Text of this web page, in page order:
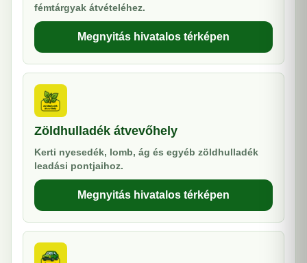
fémtárgyak átvételéhez.
Megnyitás hivatalos térképen
Zöldhulladék átvevőhely
Kerti nyesedék, lomb, ág és egyéb zöldhulladék
leadási pontjaihoz.
Megnyitás hivatalos térképen